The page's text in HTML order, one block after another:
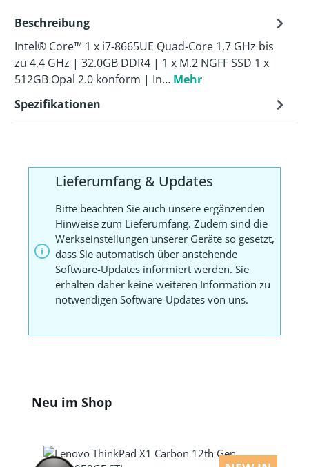
Beschreibung
Intel® Core™ 1 x i7-8665UE Quad-Core 1,7 GHz bis
zu 4,4 GHz | 32.0GB DDR4 | 1 x M.2 NGFF SSD 1 x
512GB Opal 2.0 konform | In… Mehr
Spezifikationen
Lieferumfang & Updates
Bitte beachten Sie auch unsere ergänzenden
Hinweise zum Lieferumfang. Zudem sind die
Werkseinstellungen unserer Geräte so gesetzt,
dass Sie automatisch über anstehende
Software-Updates informiert werden. Sie
erhalten daher keine weiteren Information zu
notwendigen Software-Updates von uns.
Produktgalerie überspringen
Neu im Shop